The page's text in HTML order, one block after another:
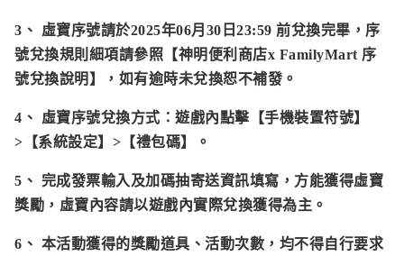
3、 虛寶序號請於2025年06月30日23:59 前兌換完畢，序
號兌換規則細項請參照 【神明便利商店x FamilyMart 序
號兌換說明】
，如有逾時未兌換恕不補發。
4、 虛寶序號兌換方式：遊戲內點擊【手機裝置符號】
>【系統設定】>【禮包碼】。
5、 完成發票輸入及加碼抽寄送資訊填寫，方能獲得虛寶
獎勵，虛寶內容請以遊戲內實際兌換獲得為主。
6、 本活動獲得的獎勵道具、活動次數，均不得自行要求